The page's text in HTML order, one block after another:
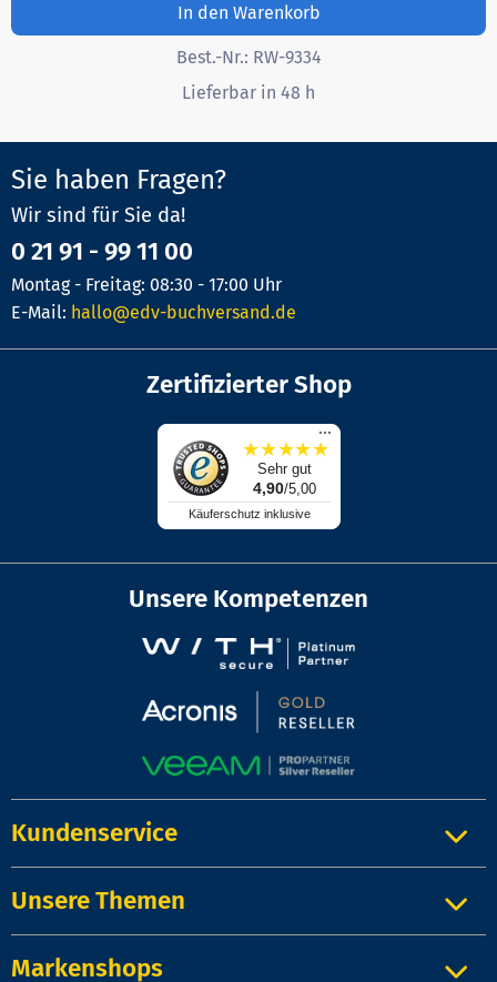
In den Warenkorb
Best.-Nr.: RW-9334
Lieferbar in 48 h
Sie haben Fragen?
Wir sind für Sie da!
0 21 91 - 99 11 00
Montag - Freitag: 08:30 - 17:00 Uhr
E-Mail: hallo@edv-buchversand.de
Zertifizierter Shop
...
★★★★★
Sehr gut
4,90/5,00
Käuferschutz inklusive
Unsere Kompetenzen
Kundenservice
Unsere Themen
Markenshops